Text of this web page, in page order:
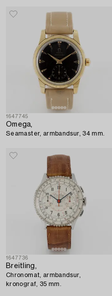
1647745
Omega,
Seamaster, armbandsur, 34 mm.
1647736
Breitling,
Chronomat, armbandsur,
kronograf, 35 mm.